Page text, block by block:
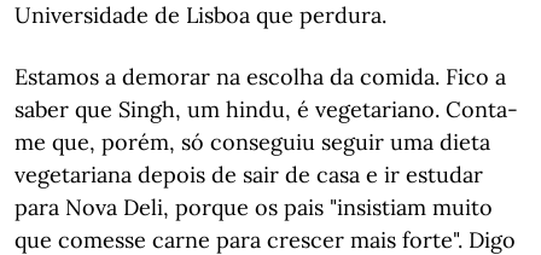
Universidade de Lisboa que perdura.
Estamos a demorar na escolha da comida. Fico a
saber que Singh, um hindu, é vegetariano. Conta-
me que, porém, só conseguiu seguir uma dieta
vegetariana depois de sair de casa e ir estudar
para Nova Deli, porque os pais "insistiam muito
que comesse carne para crescer mais forte". Digo